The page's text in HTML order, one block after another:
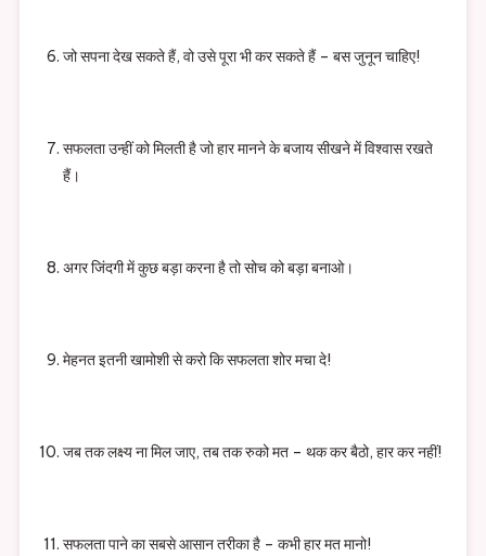
जो सपना देख सकते हैं, वो उसे पूरा भी कर सकते हैं – बस जुनून चाहिए!
सफलता उन्हीं को मिलती है जो हार मानने के बजाय सीखने में विश्वास रखते
हैं।
अगर जिंदगी में कुछ बड़ा करना है तो सोच को बड़ा बनाओ।
मेहनत इतनी खामोशी से करो कि सफलता शोर मचा दे!
जब तक लक्ष्य ना मिल जाए, तब तक रुको मत – थक कर बैठो, हार कर नहीं!
सफलता पाने का सबसे आसान तरीका है – कभी हार मत मानो!